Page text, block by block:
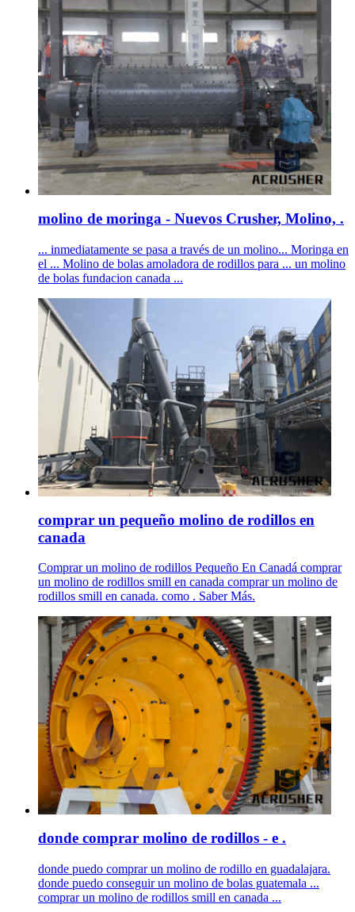
molino de moringa - Nuevos Crusher, Molino, .
... inmediatamente se pasa a través de un molino... Moringa en
el ... Molino de bolas amoladora de rodillos para ... un molino
de bolas fundacion canada ...
comprar un pequeño molino de rodillos en
canada
Comprar un molino de rodillos Pequeño En Canadá comprar
un molino de rodillos smill en canada comprar un molino de
rodillos smill en canada. como . Saber Más.
donde comprar molino de rodillos - e .
donde puedo comprar un molino de rodillo en guadalajara.
donde puedo conseguir un molino de bolas guatemala ...
comprar un molino de rodillos smill en canada ...